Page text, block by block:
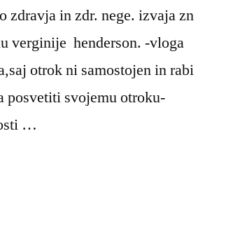
zdravja in zdr. nege. izvaja zn
verginije henderson. -vloga
otrok ni samostojen in rabi
posvetiti svojemu otroku-
…